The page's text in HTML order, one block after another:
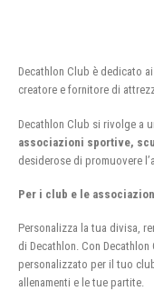
Decathlon Club è dedicato
creatore e fornitore di
Decathlon Club si rivolge a
associazioni sportive,
desiderose di promuovere
Per i club e le
Personalizza la tua divisa,
di Decathlon. Con
personalizzato per il tuo
allenamenti e le tue partite.